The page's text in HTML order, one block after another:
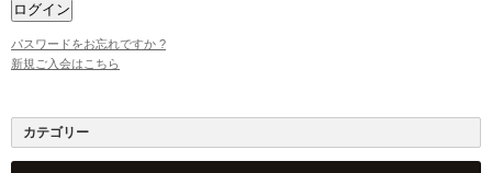
パスワードをお忘れですか ?
新規ご入会はこちら
カテゴリー